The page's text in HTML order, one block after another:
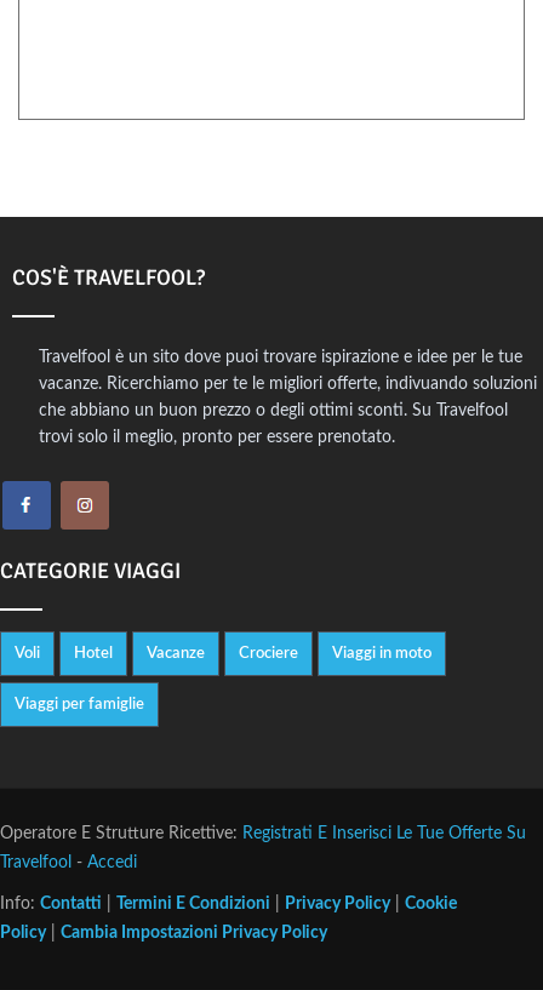
COS'È TRAVELFOOL?
Travelfool è un sito dove puoi trovare ispirazione e idee per le tue
vacanze. Ricerchiamo per te le migliori offerte, indivuando soluzioni
che abbiano un buon prezzo o degli ottimi sconti. Su Travelfool
trovi solo il meglio, pronto per essere prenotato.
CATEGORIE VIAGGI
Voli Hotel Vacanze Crociere Viaggi in moto
Viaggi per famiglie
Operatore E Strutture Ricettive: Registrati E Inserisci Le Tue Offerte Su
Travelfool - Accedi
Info: Contatti Termini E Condizioni Privacy Policy| Cookie
Policy| Cambia Impostazioni Privacy Policy